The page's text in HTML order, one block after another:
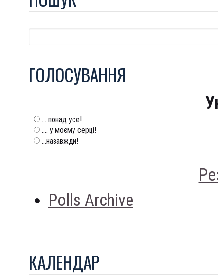
ГОЛОСУВАННЯ
... понад усе!
.... у моєму серці!
...назавжди!
Polls Archive
КАЛЕНДАР